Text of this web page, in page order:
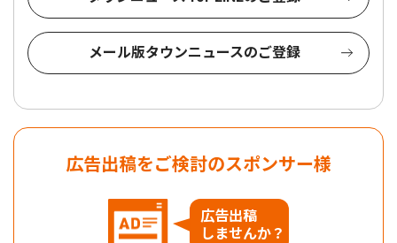
メール版タウンニュースのご登録
広告出稿をご検討のスポンサー様
広告出稿
しませんか？